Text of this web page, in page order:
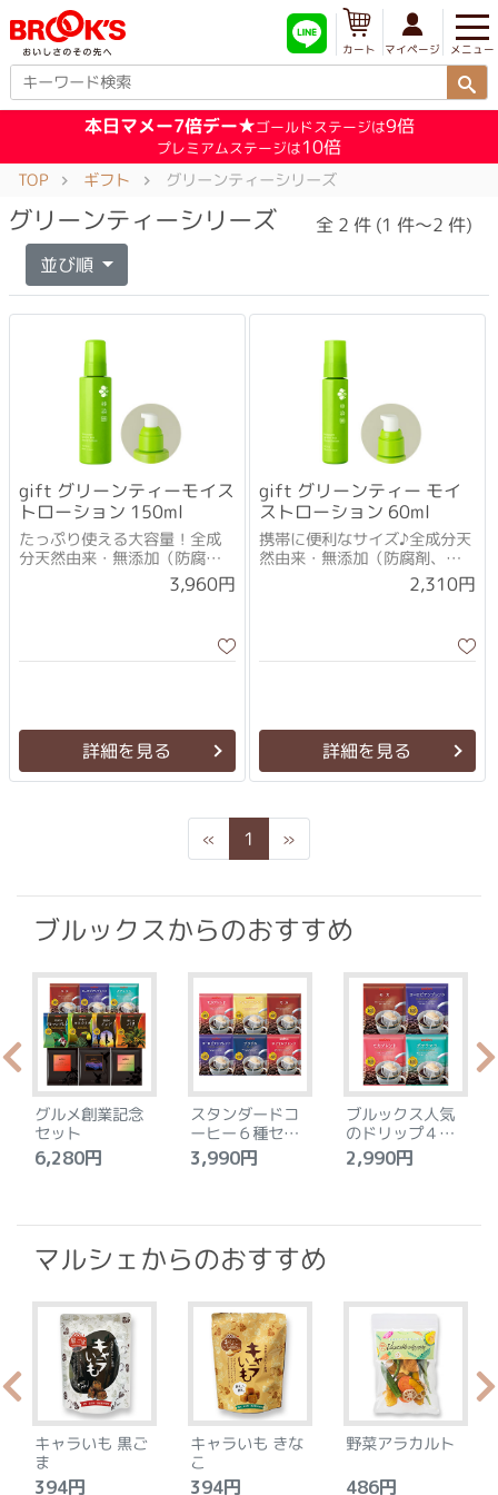
メニュー
マイページ
カート
本日マメー7倍デー★ゴールドステージは9倍
プレミアムステージは10倍
TOP ギフト グリーンティーシリーズ
グリーンティーシリーズ 全 2 件 (1 件～2 件)
並び順
gift グリーンティーモイス
トローション 150ml
たっぷり使える大容量！全成
分天然由来・無添加（防腐
剤、合成界面活性剤、鉱物
油、人工香料、合成着色料）
3,960円
詳細を見る
gift グリーンティー モイ
ストローション 60ml
携帯に便利なサイズ♪全成分天
然由来・無添加（防腐剤、合
成界面活性剤、鉱物油、人工
香料、合成着色料）のフェイ
2,310円
詳細を見る
« Previous
1 »Next
ブルックスからのおすすめ
グルメ創業記念
セット
6,280円
スタンダードコ
ーヒー６種セッ
ト
3,990円
ブルックス人気
のドリップ４種
セット
2,990円
マルシェからのおすすめ
キャラいも 黒ご
ま
394円
キャラいも きな
こ
394円
野菜アラカルト
486円